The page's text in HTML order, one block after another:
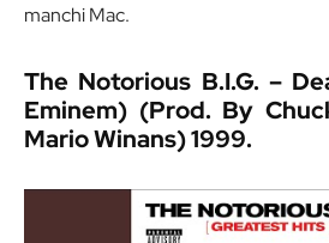
manchi Mac.
The Notorious B.I.G. –
Eminem) (Prod. By
Mario Winans) 1999.